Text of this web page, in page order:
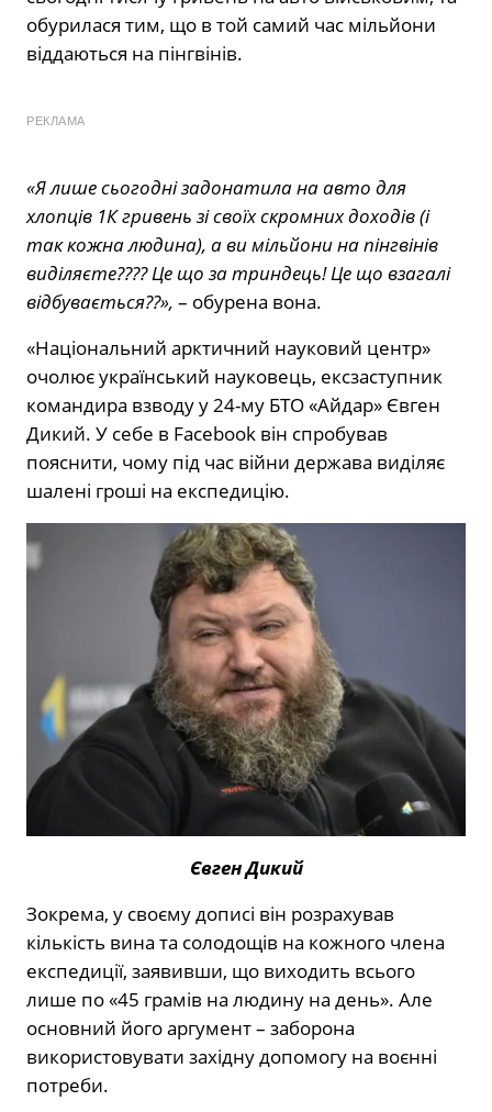
обурилася тим, що в той самий час мільйони
віддаються на пінгвінів.
РЕКЛАМА
«Я лише сьогодні задонатила на авто для
хлопців 1К гривень зі своїх скромних доходів (і
так кожна людина), а ви мільйони на пінгвінів
виділяєте???? Це що за триндець! Це що взагалі
відбувається??», – обурена вона.
«Національний арктичний науковий центр»
очолює український науковець, ексзаступник
командира взводу у 24-му БТО «Айдар» Євген
Дикий. У себе в Facebook він спробував
пояснити, чому під час війни держава виділяє
шалені гроші на експедицію.
Євген Дикий
Зокрема, у своєму дописі він розрахував
кількість вина та солодощів на кожного члена
експедиції, заявивши, що виходить всього
лише по «45 грамів на людину на день». Але
основний його аргумент – заборона
використовувати західну допомогу на воєнні
потреби.